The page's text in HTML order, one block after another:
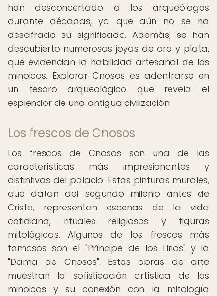
han desconcertado a los arqueólogos
durante décadas, ya que aún no se ha
descifrado su significado. Además, se han
descubierto numerosas joyas de oro y plata,
que evidencian la habilidad artesanal de los
minoicos. Explorar Cnosos es adentrarse en
un tesoro arqueológico que revela el
esplendor de una antigua civilización.
Los frescos de Cnosos
Los frescos de Cnosos son una de las
características más impresionantes y
distintivas del palacio. Estas pinturas murales,
que datan del segundo milenio antes de
Cristo, representan escenas de la vida
cotidiana, rituales religiosos y figuras
mitológicas. Algunos de los frescos más
famosos son el "Príncipe de los Lirios" y la
"Dama de Cnosos". Estas obras de arte
muestran la sofisticación artística de los
minoicos y su conexión con la mitología